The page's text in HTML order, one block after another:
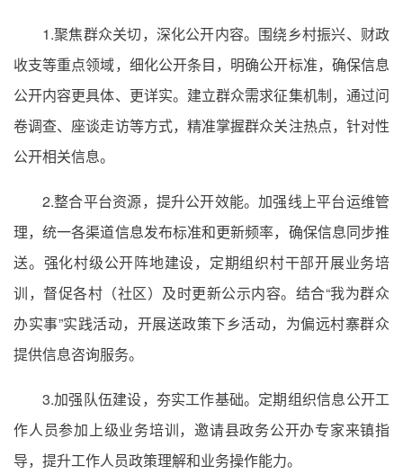
1.聚焦群众关切，深化公开内容。围绕乡村振兴、财政
收支等重点领域，细化公开条目，明确公开标准，确保信息
公开内容更具体、更详实。建立群众需求征集机制，通过问
卷调查、座谈走访等方式，精准掌握群众关注热点，针对性
公开相关信息。
2.整合平台资源，提升公开效能。加强线上平台运维管
理，统一各渠道信息发布标准和更新频率，确保信息同步推
送。强化村级公开阵地建设，定期组织村干部开展业务培
训，督促各村（社区）及时更新公示内容。结合“我为群众
办实事”实践活动，开展送政策下乡活动，为偏远村寨群众
提供信息咨询服务。
3.加强队伍建设，夯实工作基础。定期组织信息公开工
作人员参加上级业务培训，邀请县政务公开办专家来镇指
导，提升工作人员政策理解和业务操作能力。